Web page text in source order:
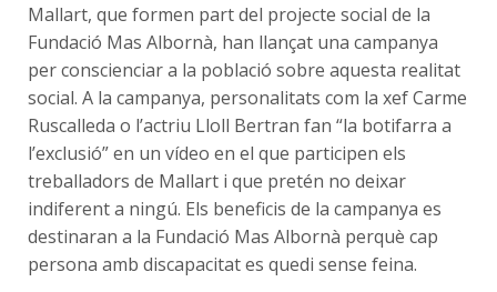
Mallart, que formen part del projecte social de la
Fundació Mas Albornà, han llançat una campanya
per conscienciar a la població sobre aquesta realitat
social. A la campanya, personalitats com la xef Carme
Ruscalleda o l’actriu Lloll Bertran fan “la botifarra a
l’exclusió” en un vídeo en el que participen els
treballadors de Mallart i que pretén no deixar
indiferent a ningú. Els beneficis de la campanya es
destinaran a la Fundació Mas Albornà perquè cap
persona amb discapacitat es quedi sense feina.